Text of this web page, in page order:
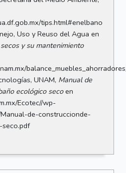
tips.html#enelbano
Uso y Reuso del Agua en
y su mantenimiento
UNAM, Manual de
ecológico secoen
Ecotec//wp-
de-construccionde-